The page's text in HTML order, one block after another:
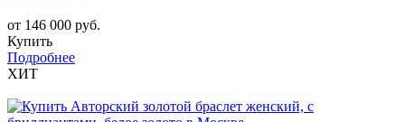
от 146 000 руб.
Купить
Подробнее
ХИТ